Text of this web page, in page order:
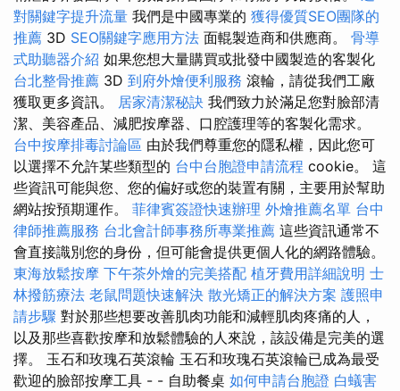
對關鍵字提升流量 我們是中國專業的 獲得優質SEO團隊的
推薦 3D SEO關鍵字應用方法 面輥製造商和供應商。 骨導
式助聽器介紹 如果您想大量購買或批發中國製造的客製化
台北整骨推薦 3D 到府外燴便利服務 滾輪，請從我們工廠
獲取更多資訊。 居家清潔秘訣 我們致力於滿足您對臉部清
潔、美容產品、減肥按摩器、口腔護理等的客製化需求。
台中按摩排毒討論區 由於我們尊重您的隱私權，因此您可
以選擇不允許某些類型的 台中台胞證申請流程 cookie。 這
些資訊可能與您、您的偏好或您的裝置有關，主要用於幫助
網站按預期運作。 菲律賓簽證快速辦理 外燴推薦名單 台中
律師推薦服務 台北會計師事務所專業推薦 這些資訊通常不
會直接識別您的身份，但可能會提供更個人化的網路體驗。
東海放鬆按摩 下午茶外燴的完美搭配 植牙費用詳細說明 士
林撥筋療法 老鼠問題快速解決 散光矯正的解決方案 護照申
請步驟 對於那些想要改善肌肉功能和減輕肌肉疼痛的人，
以及那些喜歡按摩和放鬆體驗的人來說，該設備是完美的選
擇。 玉石和玫瑰石英滾輪 玉石和玫瑰石英滾輪已成為最受
歡迎的臉部按摩工具 - - 自助餐桌 如何申請台胞證 白蟻害